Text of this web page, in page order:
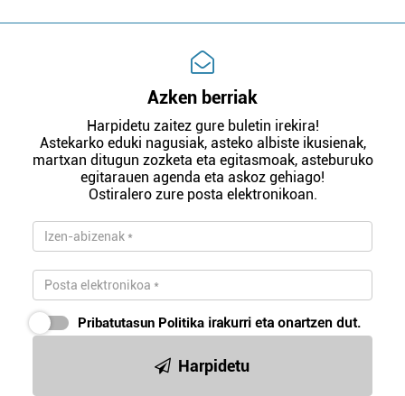
Azken berriak
Harpidetu zaitez gure buletin irekira!
Astekarko eduki nagusiak, asteko albiste ikusienak,
martxan ditugun zozketa eta egitasmoak, asteburuko
egitarauen agenda eta askoz gehiago!
Ostiralero zure posta elektronikoan.
Pribatutasun Politika irakurri eta onartzen dut.
Harpidetu